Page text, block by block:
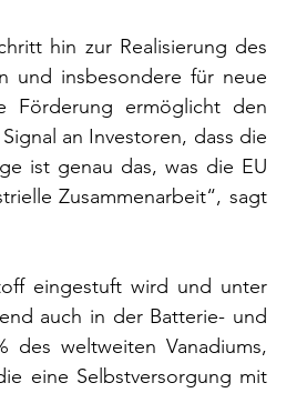
hin zur Realisierung des
und insbesondere für neue
Förderung ermöglicht den
an Investoren, dass die
ist genau das, was die EU
eingestuft wird und unter
auch in der Batterie- und
des weltweiten Vanadiums,
eine Selbstversorgung mit